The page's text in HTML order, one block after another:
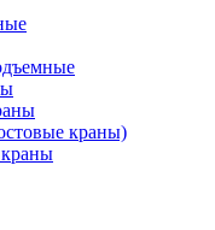
краны)